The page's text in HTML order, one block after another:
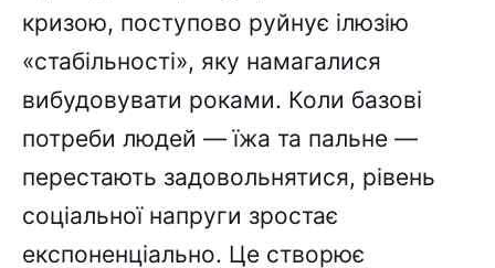
кризою, поступово руйнує ілюзію
«стабільності», яку намагалися
вибудовувати роками. Коли базові
потреби людей — їжа та пальне —
перестають задовольнятися, рівень
соціальної напруги зростає
експоненціально. Це створює